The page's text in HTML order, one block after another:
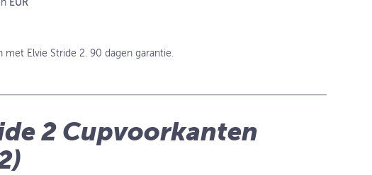
EUR
met Elvie Stride 2. 90 dagen garantie.
2 Cupvoorkanten